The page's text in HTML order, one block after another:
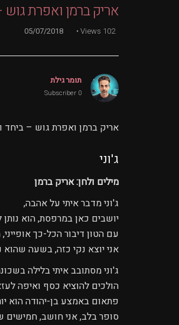
אריק ברמן ואפרת גוש
102
Views
05/07/2018
תומר גילת
0 Subscriber
אריק ברמן ואפרת גוש – ביחד
ג'וני
מילים ולחן: אריק ברמן
ג'וני מדבר איתי על אהבה,
יושבים כאן במרפסת, הוא
עם הטון דיבור הכל-כך
אני יוצא נקי כזה, בשעה שהוא
ג'וני מסתובב איתי בלילה
הולכים להוציא כסף ואיפה
פתאום באמצע בן-יהודה הוא
סופר בלב, אני חושב, חמישים